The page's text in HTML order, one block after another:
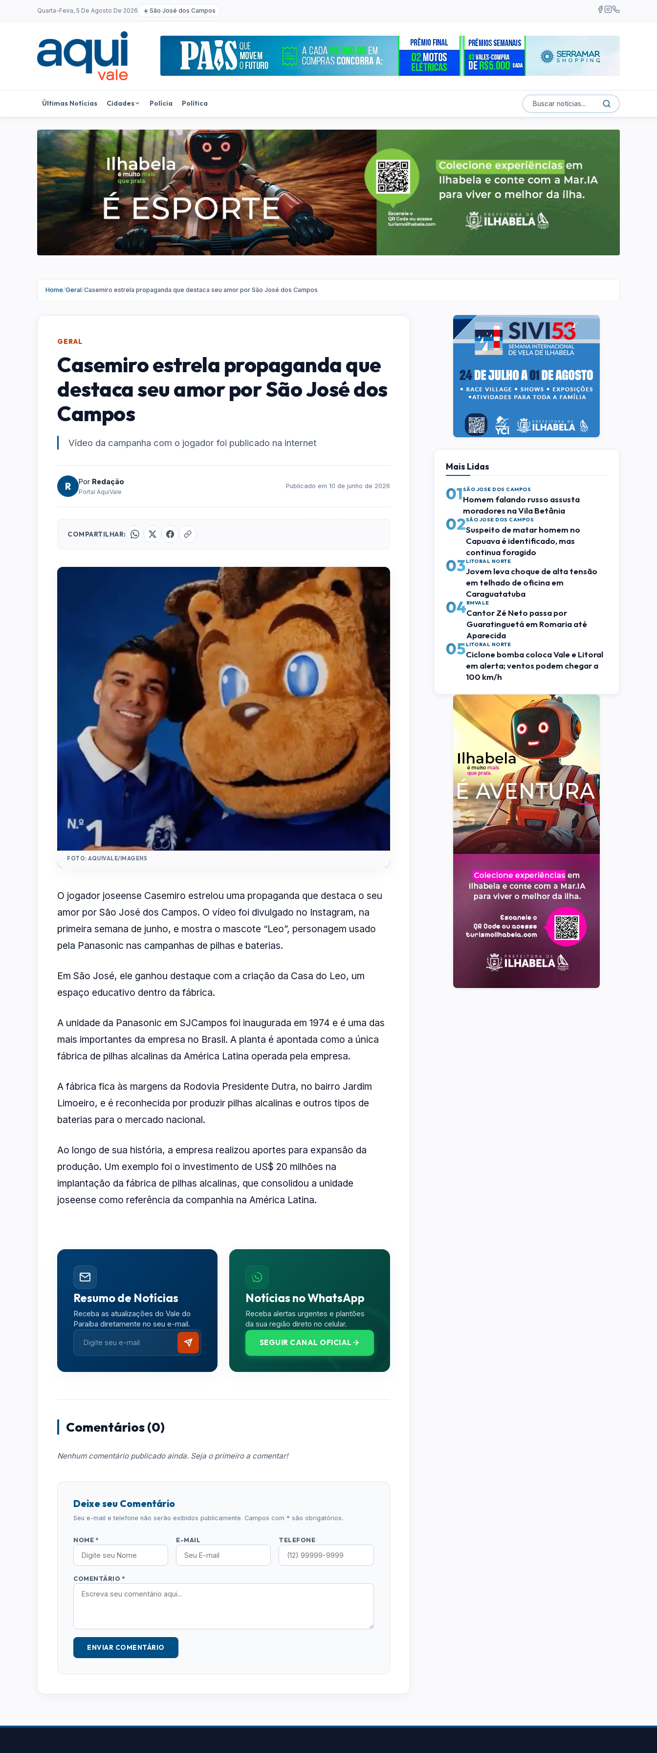
Quarta-Feira, 5 De Agosto De 2026 ☀️ São José dos Campos
Últimas Notícias Cidades Polícia Política
Home/Geral/Casemiro estrela propaganda que destaca seu amor por São José dos Campos
GERAL
Casemiro estrela propaganda que
destaca seu amor por São José dos
Campos
Vídeo da campanha com o jogador foi publicado na internet
R Por Redação
Portal AquiVale
Publicado em 10 de junho de 2026
COMPARTILHAR:
FOTO: AQUIVALE/IMAGENS
O jogador joseense Casemiro estrelou uma propaganda que destaca o seu
amor por São José dos Campos. O vídeo foi divulgado no Instagram, na
primeira semana de junho, e mostra o mascote “Leo”, personagem usado
pela Panasonic nas campanhas de pilhas e baterias.
Em São José, ele ganhou destaque com a criação da Casa do Leo, um
espaço educativo dentro da fábrica.
A unidade da Panasonic em SJCampos foi inaugurada em 1974 e é uma das
mais importantes da empresa no Brasil. A planta é apontada como a única
fábrica de pilhas alcalinas da América Latina operada pela empresa.
A fábrica fica às margens da Rodovia Presidente Dutra, no bairro Jardim
Limoeiro, e é reconhecida por produzir pilhas alcalinas e outros tipos de
baterias para o mercado nacional.
Ao longo de sua história, a empresa realizou aportes para expansão da
produção. Um exemplo foi o investimento de US$ 20 milhões na
implantação da fábrica de pilhas alcalinas, que consolidou a unidade
joseense como referência da companhia na América Latina.
Resumo de Notícias
Receba as atualizações do Vale do
Paraíba diretamente no seu e-mail.
Notícias no WhatsApp
Receba alertas urgentes e plantões
da sua região direto no celular.
SEGUIR CANAL OFICIAL
Comentários (0)
Nenhum comentário publicado ainda. Seja o primeiro a comentar!
Deixe seu Comentário
Seu e-mail e telefone não serão exibidos publicamente. Campos com * são obrigatórios.
NOME * E-MAIL TELEFONE
COMENTÁRIO *
ENVIAR COMENTÁRIO
Mais Lidas
01SÃO JOSE DOS CAMPOS
Homem falando russo assusta
moradores na Vila Betânia
02SÃO JOSE DOS CAMPOS
Suspeito de matar homem no
Capuava é identificado, mas
continua foragido
03LITORAL NORTE
Jovem leva choque de alta tensão
em telhado de oficina em
Caraguatatuba
04RMVALE
Cantor Zé Neto passa por
Guaratinguetá em Romaria até
Aparecida
05LITORAL NORTE
Ciclone bomba coloca Vale e Litoral
em alerta; ventos podem chegar a
100 km/h